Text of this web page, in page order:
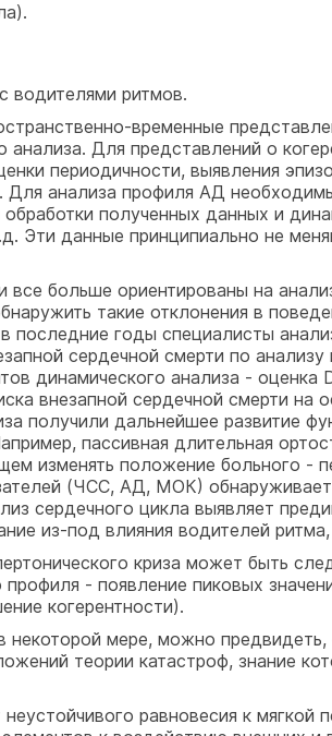
водителями ритмов.
временные
Для представлений о
периодичности, выявления
анализа профиля АД
полученных данных и
Эти данные принципиально не
больше ориентированы на
такие отклонения в
годы специалисты
сердечной смерти по
динамического анализа -
внезапной сердечной смерти на
получили дальнейшее развитие
пассивная длительная
изменять положение больного -
(ЧСС, АД, МОК)
сердечного цикла выявляет
из-под влияния водителей
криза может быть
- появление пиковых
когерентности).
мере, можно
теории катастроф, знание
равновесия к мягкой